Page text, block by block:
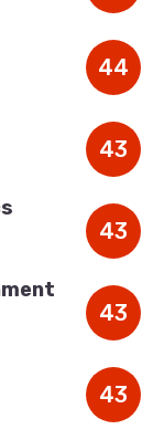
44
43
43
43
43